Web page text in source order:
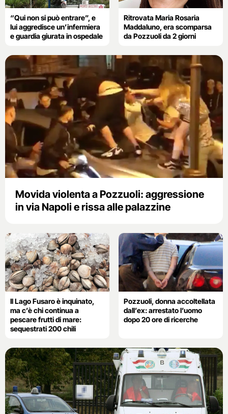
“Qui non si può entrare”, e
lui aggredisce un’infermiera
e guardia giurata in ospedale
Ritrovata Maria Rosaria
Maddaluno, era scomparsa
da Pozzuoli da 2 giorni
Movida violenta a Pozzuoli: aggressione
in via Napoli e rissa alle palazzine
Il Lago Fusaro è inquinato,
ma c’è chi continua a
pescare frutti di mare:
sequestrati 200 chili
Pozzuoli, donna accoltellata
dall’ex: arrestato l’uomo
dopo 20 ore di ricerche